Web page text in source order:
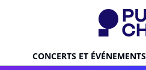
CONCERTS ET ÉVÉNEMENTS